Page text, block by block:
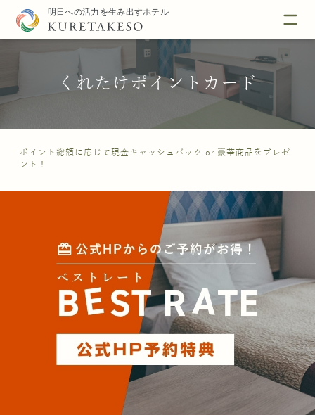
くれたけポイントカード
ポイント総額に応じて現金キャッシュバック or 豪華商品をプレゼ
ント！